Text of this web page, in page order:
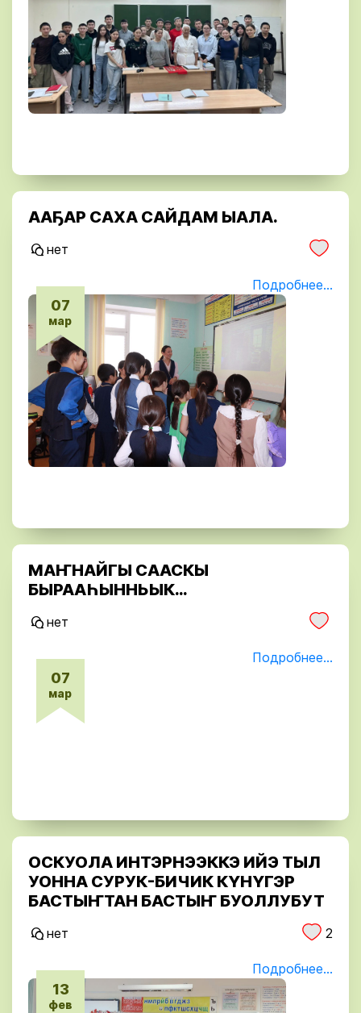
07
мар
ААҔАР САХА САЙДАМ ЫАЛА.
нет
Подробнее...
07
мар
МАҤНАЙГЫ СААСКЫ
БЫРААҺЫННЬЫК…
нет
Подробнее...
13
фев
ОСКУОЛА ИНТЭРНЭЭККЭ ИЙЭ ТЫЛ
УОННА СУРУК-БИЧИК КҮНҮГЭР
БАСТЫҤТАН БАСТЫҤ БУОЛЛУБУТ
нет 2
Подробнее...